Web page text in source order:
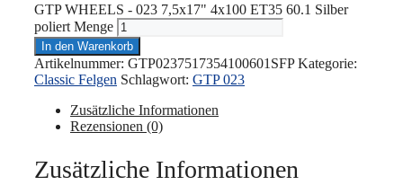
GTP WHEELS - 023 7,5x17" 4x100 ET35 60.1 Silber
poliert Menge
In den Warenkorb
Artikelnummer: GTP0237517354100601SFP Kategorie:
Classic Felgen Schlagwort: GTP 023
Zusätzliche Informationen
Rezensionen (0)
Zusätzliche Informationen